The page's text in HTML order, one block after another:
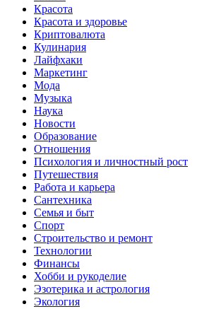
Красота
Красота и здоровье
Криптовалюта
Кулинария
Лайфхаки
Маркетинг
Мода
Музыка
Наука
Новости
Образование
Отношения
Психология и личностный рост
Путешествия
Работа и карьера
Сантехника
Семья и быт
Спорт
Строительство и ремонт
Технологии
Финансы
Хобби и рукоделие
Эзотерика и астрология
Экология